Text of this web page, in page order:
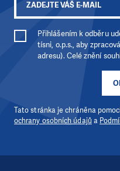
Přihlášením k odběru
tísni, o.p.s., aby
adresu). Celé znění
Tato stránka je chráněna
ochrany osobních údajů a